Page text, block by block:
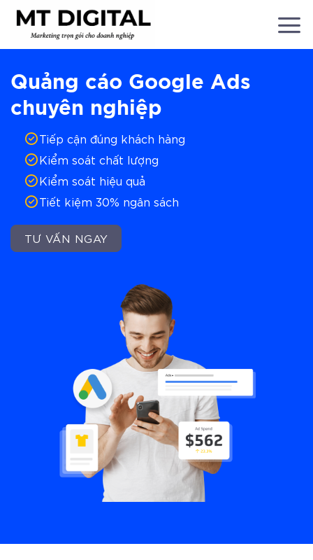
Chuyển
đến
Quảng cáo Google Ads
chuyên nghiệp
Tiếp cận đúng khách hàng
Kiểm soát chất lượng
Kiểm soát hiệu quả
Tiết kiệm 30% ngân sách
TƯ VẤN NGAY